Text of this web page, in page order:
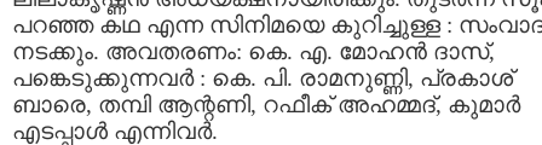
പറഞ്ഞ കഥ എന്ന സിനിമയെ കുറിച്ചുള്ള :
നടക്കും. അവതരണം: കെ. എ. മോഹന്‍ ദാസ്,
പങ്കെടുക്കുന്നവര്‍ : കെ. പി. രാമനുണ്ണി, പ്രകാശ്
ബാരെ, തമ്പി ആന്റണി, റഫീക് അഹമ്മദ്‌, കുമാര്‍
എടപ്പാള്‍ എന്നിവര്‍.